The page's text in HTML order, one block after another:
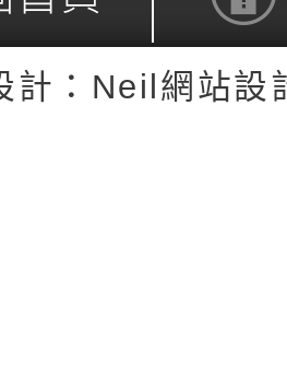
返回頂端
計：Neil網站設